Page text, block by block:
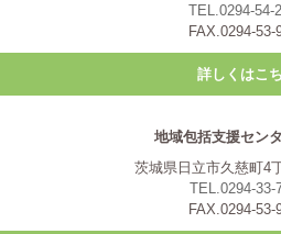
TEL.0294-54-
FAX.0294-53-
詳しくはこ
地域包括支援セン
茨城県日立市久慈町4
TEL.0294-33-
FAX.0294-53-